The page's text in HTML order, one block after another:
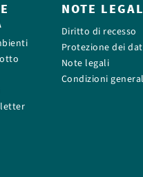
NOTE
Diritto di recesso
Protezione dei
Note legali
Condizioni